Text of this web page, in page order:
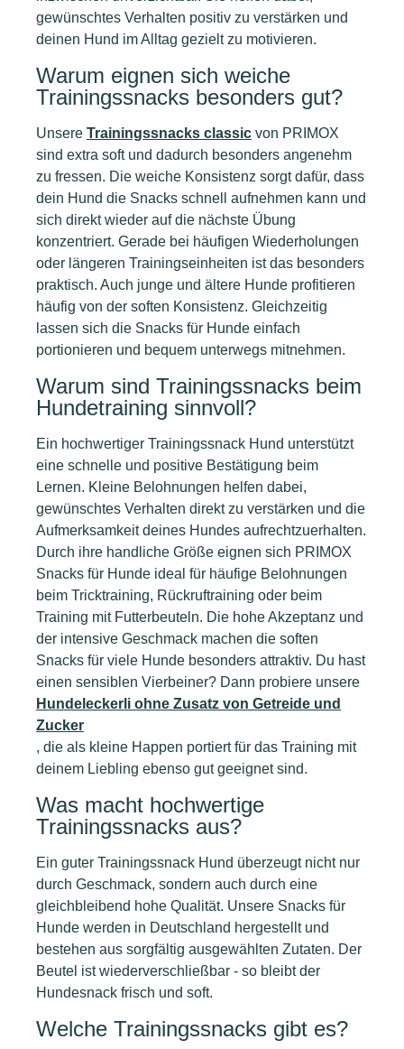
gewünschtes Verhalten positiv zu verstärken und
deinen Hund im Alltag gezielt zu motivieren.
Warum eignen sich weiche
Trainingssnacks besonders gut?
Unsere Trainingssnacks classic von PRIMOX
sind extra soft und dadurch besonders angenehm
zu fressen. Die weiche Konsistenz sorgt dafür, dass
dein Hund die Snacks schnell aufnehmen kann und
sich direkt wieder auf die nächste Übung
konzentriert. Gerade bei häufigen Wiederholungen
oder längeren Trainingseinheiten ist das besonders
praktisch. Auch junge und ältere Hunde profitieren
häufig von der soften Konsistenz. Gleichzeitig
lassen sich die Snacks für Hunde einfach
portionieren und bequem unterwegs mitnehmen.
Warum sind Trainingssnacks beim
Hundetraining sinnvoll?
Ein hochwertiger Trainingssnack Hund unterstützt
eine schnelle und positive Bestätigung beim
Lernen. Kleine Belohnungen helfen dabei,
gewünschtes Verhalten direkt zu verstärken und die
Aufmerksamkeit deines Hundes aufrechtzuerhalten.
Durch ihre handliche Größe eignen sich PRIMOX
Snacks für Hunde ideal für häufige Belohnungen
beim Tricktraining, Rückruftraining oder beim
Training mit Futterbeuteln. Die hohe Akzeptanz und
der intensive Geschmack machen die soften
Snacks für viele Hunde besonders attraktiv. Du hast
einen sensiblen Vierbeiner? Dann probiere unsere
Hundeleckerli ohne Zusatz von Getreide und
Zucker
, die als kleine Happen portiert für das Training mit
deinem Liebling ebenso gut geeignet sind.
Was macht hochwertige
Trainingssnacks aus?
Ein guter Trainingssnack Hund überzeugt nicht nur
durch Geschmack, sondern auch durch eine
gleichbleibend hohe Qualität. Unsere Snacks für
Hunde werden in Deutschland hergestellt und
bestehen aus sorgfältig ausgewählten Zutaten. Der
Beutel ist wiederverschließbar - so bleibt der
Hundesnack frisch und soft.
Welche Trainingssnacks gibt es?